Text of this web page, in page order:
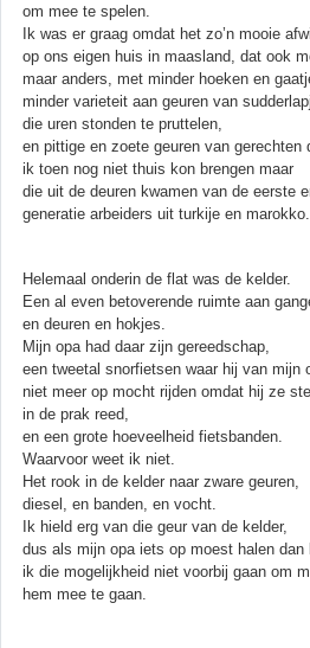
om mee te spelen.
Ik was er graag omdat het zo’n mooie
op ons eigen huis in maasland, dat ook
maar anders, met minder hoeken en
minder varieteit aan geuren van
die uren stonden te pruttelen,
en pittige en zoete geuren van gerechten
ik toen nog niet thuis kon brengen maar
die uit de deuren kwamen van de eerste
generatie arbeiders uit turkije en marokko.
Helemaal onderin de flat was de kelder.
Een al even betoverende ruimte aan
en deuren en hokjes.
Mijn opa had daar zijn gereedschap,
een tweetal snorfietsen waar hij van mijn
niet meer op mocht rijden omdat hij ze
in de prak reed,
en een grote hoeveelheid fietsbanden.
Waarvoor weet ik niet.
Het rook in de kelder naar zware geuren,
diesel, en banden, en vocht.
Ik hield erg van die geur van de kelder,
dus als mijn opa iets op moest halen dan
ik die mogelijkheid niet voorbij gaan om
hem mee te gaan.